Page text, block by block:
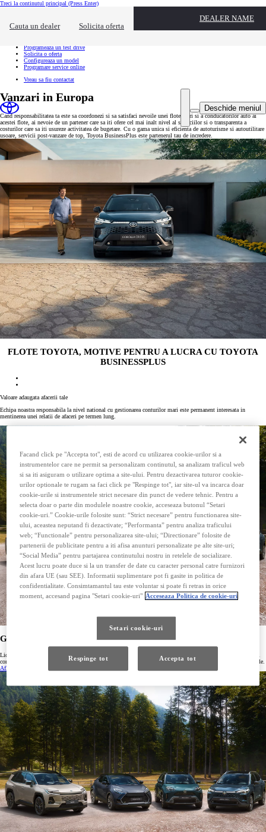
Treci la continutul principal (Press Enter)
Cauta un dealer Solicita oferta
DEALER NAME
Ai nevoie de informatii suplimentare? Click pentru a inchide suprapunerea de contact
Programeaza un test drive
Solicita o oferta
Configureaza un model
Programare service online
Vreau sa fiu contactat
Deschide meniul
Vanzari in Europa
Cand responsabilitatea ta este sa coordonezi si sa satisfaci nevoile unei flote mari si a conducatorilor auto ai
acestei flote, ai nevoie de un partener care sa iti ofere cel mai inalt nivel al serviciilor si o transparenta a
costurilor care sa iti usureze activitatea de bugetare. Cu o gama unica si eficienta de autoturisme si autoutilitare
usoare, servicii post-vanzare de top, Toyota BusinessPlus este partenerul tau de incredere.
FLOTE TOYOTA, MOTIVE PENTRU A LUCRA CU TOYOTA
BUSINESSPLUS
Valoare adaugata afacerii tale
Echipa noastra responsabila la nivel national cu gestionarea conturilor mari este permanent interesata in
mentinerea unei relatii de afaceri pe termen lung.
Gama noastra Toyota Hybrid
Lider mondial in sisteme hibride de propulsie, Toyota ofera o gama intreaga de versiuni hibride: de la masini
compacte de oras pentru calatoriile tale zilnice, pana la SUV-uri concepute pentru drumuri lungi si memorabile.
Afla mai multe
Facand click pe "Accepta tot", esti de acord cu utilizarea cookie-urilor si a
instrumentelor care ne permit sa personalizam continutul, sa analizam traficul web
si sa iti asiguram o utilizare optima a site-ului. Pentru dezactivarea tuturor cookie-
urilor optionale te rugam sa faci click pe "Respinge tot", iar site-ul va incarca doar
cookie-urile si instrumentele strict necesare din punct de vedere tehnic. Pentru a
selecta doar o parte din modulele noastre cookie, acceseaza butonul “Setari
cookie-uri.” Cookie-urile folosite sunt: “Strict necesare” pentru functionarea site-
ului, aceastea neputand fi dezactivate; “Performanta” pentru analiza traficului
web; “Functionale” pentru personalizarea site-ului; “Directionare” folosite de
partenerii de publicitate pentru a iti afisa anunturi personalizate pe alte site-uri;
“Social Media” pentru partajarea continutului nostru in retelele de socializare.
Acest lucru poate duce si la un transfer de date cu caracter personal catre furnizori
din afara UE (sau SEE). Informatii suplimentare pot fi gasite in politica de
confidentialitate. Consimtamantul tau este voluntar si poate fi retras in orice
moment, accesand pagina "Setari cookie-uri" Acceseaza Politica de cookie-uri
Setari cookie-uri
Respinge tot Accepta tot